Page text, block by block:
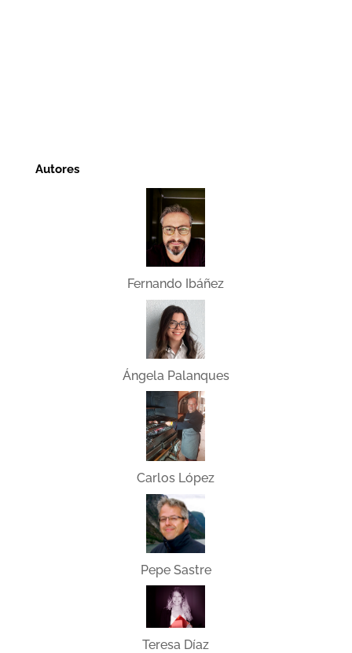
Autores
Fernando Ibáñez
Ángela Palanques
Carlos López
Pepe Sastre
Teresa Díaz